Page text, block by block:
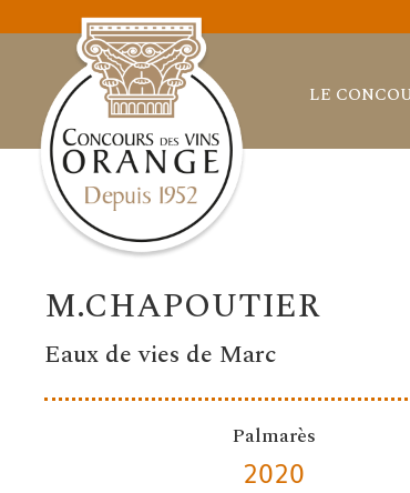
LE
M.CHAPOUTIER
Eaux de vies de Marc
Palmarès
2020